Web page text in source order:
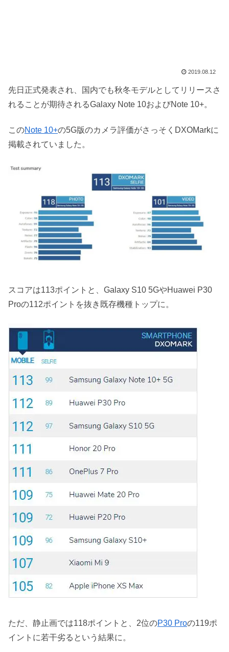
2019.08.12
先日正式発表され、国内でも秋冬モデルとしてリリースさ
れることが期待されるGalaxy Note 10およびNote 10+。
このNote 10+の5G版のカメラ評価がさっそくDXOMarkに
掲載されていました。
スコアは113ポイントと、Galaxy S10 5GやHuawei P30
Proの112ポイントを抜き既存機種トップに。
ただ、静止画では118ポイントと、2位のP30 Proの119ポ
イントに若干劣るという結果に。